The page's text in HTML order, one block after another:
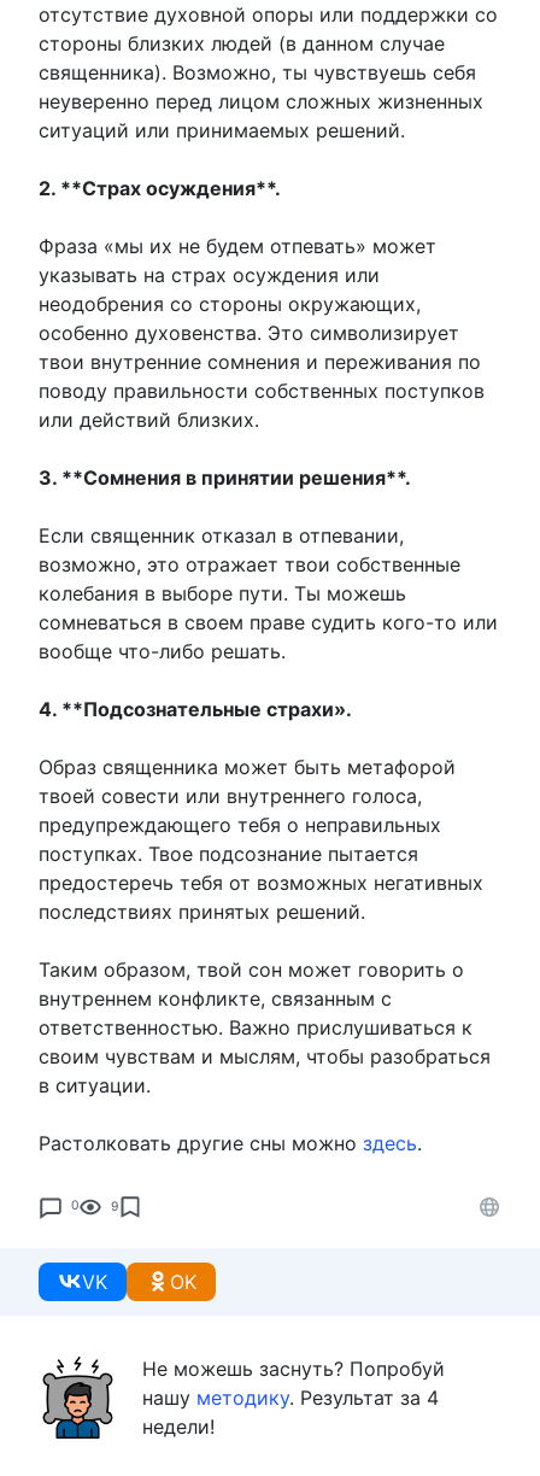
отсутствие духовной опоры или поддержки со
стороны близких людей (в данном случае
священника). Возможно, ты чувствуешь себя
неуверенно перед лицом сложных жизненных
ситуаций или принимаемых решений.
2. **Страх осуждения**.
Фраза «мы их не будем отпевать» может
указывать на страх осуждения или
неодобрения со стороны окружающих,
особенно духовенства. Это символизирует
твои внутренние сомнения и переживания по
поводу правильности собственных поступков
или действий близких.
3. **Сомнения в принятии решения**.
Если священник отказал в отпевании,
возможно, это отражает твои собственные
колебания в выборе пути. Ты можешь
сомневаться в своем праве судить кого-то или
вообще что-либо решать.
4. **Подсознательные страхи».
Образ священника может быть метафорой
твоей совести или внутреннего голоса,
предупреждающего тебя о неправильных
поступках. Твое подсознание пытается
предостеречь тебя от возможных негативных
последствиях принятых решений.
Таким образом, твой сон может говорить о
внутреннем конфликте, связанным с
ответственностью. Важно прислушиваться к
своим чувствам и мыслям, чтобы разобраться
в ситуации.
Растолковать другие сны можно здесь.
0 9
VK OK
Не можешь заснуть? Попробуй
нашу методику. Результат за 4
недели!